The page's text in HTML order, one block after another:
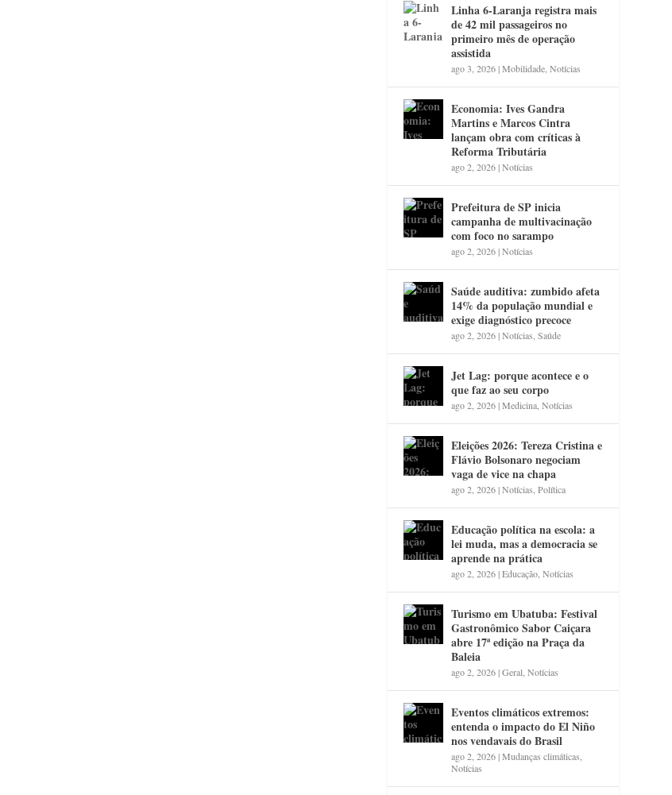
Linha 6-Laranja registra mais
de 42 mil passageiros no
primeiro mês de operação
assistida
ago 3, 2026|Mobilidade ,Notícias
Economia: Ives Gandra
Martins e Marcos Cintra
lançam obra com críticas à
Reforma Tributária
ago 2, 2026|Notícias
Prefeitura de SP inicia
campanha de multivacinação
com foco no sarampo
ago 2, 2026|Notícias
Saúde auditiva: zumbido afeta
14% da população mundial e
exige diagnóstico precoce
ago 2, 2026|Notícias ,Saúde
Jet Lag: porque acontece e o
que faz ao seu corpo
ago 2, 2026|Medicina ,Notícias
Eleições 2026: Tereza Cristina e
Flávio Bolsonaro negociam
vaga de vice na chapa
ago 2, 2026|Notícias ,Política
Educação política na escola: a
lei muda, mas a democracia se
aprende na prática
ago 2, 2026|Educação ,Notícias
Turismo em Ubatuba: Festival
Gastronômico Sabor Caiçara
abre 17ª edição na Praça da
Baleia
ago 2, 2026|Geral ,Notícias
Eventos climáticos extremos:
entenda o impacto do El Niño
nos vendavais do Brasil
ago 2, 2026|Mudanças climáticas
Notícias